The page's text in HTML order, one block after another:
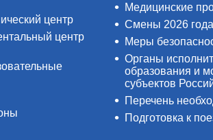
центр
центр
Медицинские
Смены 2026 года
Меры
Органы
образования и
субъектов
Перечень
Подготовка к